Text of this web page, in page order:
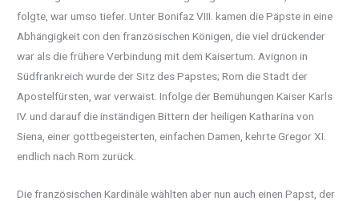
folgte, war umso tiefer. Unter Bonifaz VIII. kamen die Päpste in eine
Abhängigkeit con den französischen Königen, die viel drückender
war als die frühere Verbindung mit dem Kaisertum. Avignon in
Südfrankreich wurde der Sitz des Papstes; Rom die Stadt der
Apostelfürsten, war verwaist. Infolge der Bemühungen Kaiser Karls
IV. und darauf die inständigen Bittern der heiligen Katharina von
Siena, einer gottbegeisterten, einfachen Damen, kehrte Gregor XI.
endlich nach Rom zurück.
Die französischen Kardinäle wählten aber nun auch einen Papst, der